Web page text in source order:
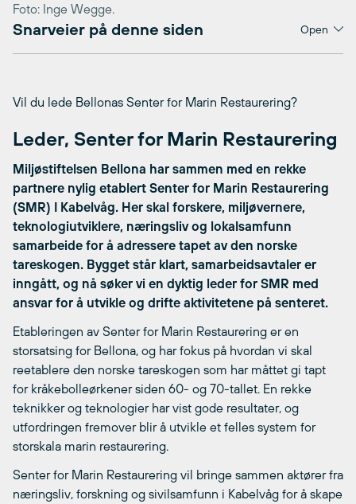
Foto: Inge Wegge.
Snarveier på denne siden Open
Vil du lede Bellonas Senter for Marin Restaurering?
Leder, Senter for Marin Restaurering
Miljøstiftelsen Bellona har sammen med en rekke
partnere nylig etablert Senter for Marin Restaurering
(SMR) I Kabelvåg. Her skal forskere, miljøvernere,
teknologiutviklere, næringsliv og lokalsamfunn
samarbeide for å adressere tapet av den norske
tareskogen. Bygget står klart, samarbeidsavtaler er
inngått, og nå søker vi en dyktig leder for SMR med
ansvar for å utvikle og drifte aktivitetene på senteret.
Etableringen av Senter for Marin Restaurering er en
storsatsing for Bellona, og har fokus på hvordan vi skal
reetablere den norske tareskogen som har måttet gi tapt
for kråkebolleørkener siden 60- og 70-tallet. En rekke
teknikker og teknologier har vist gode resultater, og
utfordringen fremover blir å utvikle et felles system for
storskala marin restaurering.
Senter for Marin Restaurering vil bringe sammen aktører fra
næringsliv, forskning og sivilsamfunn i Kabelvåg for å skape